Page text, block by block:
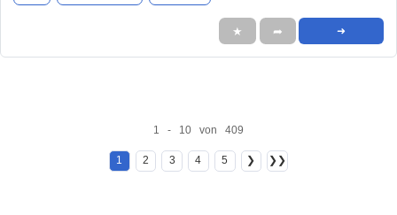
★ ➦ ➜
1 - 10 von 409
1 2 3 4 5 ❯ ❯❯